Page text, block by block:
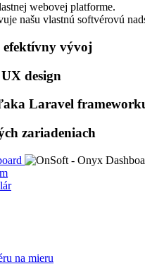
webovej platforme.
našu vlastnú softvérovú
vývoj
UX design
Laravel
zariadeniach